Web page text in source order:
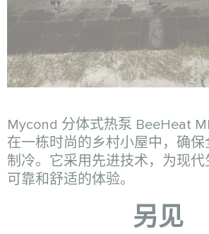
Mycond 分体式热泵 BeeHeat
在一栋时尚的乡村小屋中，确保
制冷。它采用先进技术，为现代
可靠和舒适的体验。
另见